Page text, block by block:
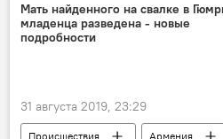
Мать найденного на свалке в
младенца разведена - новые
подробности
31 августа 2019, 23:29
Происшествия Армения